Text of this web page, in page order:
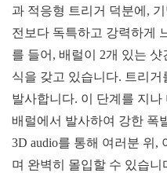
과 적응형 트리거 덕분에,
전보다 독특하고 강력하게
를 들어, 배럴이 2개 있는
식을 갖고 있습니다. 트리
발사합니다. 이 단계를 지나
배럴에서 발사하여 강한 폭
3D audio를 통해 여러분 위,
며 완벽히 몰입할 수 있습니